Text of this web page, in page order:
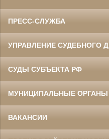
ПРЕСС-СЛУЖБА
УПРАВЛЕНИЕ СУДЕБНОГО
СУДЫ СУБЪЕКТА РФ
МУНИЦИПАЛЬНЫЕ ОРГАНЫ
ВАКАНСИИ